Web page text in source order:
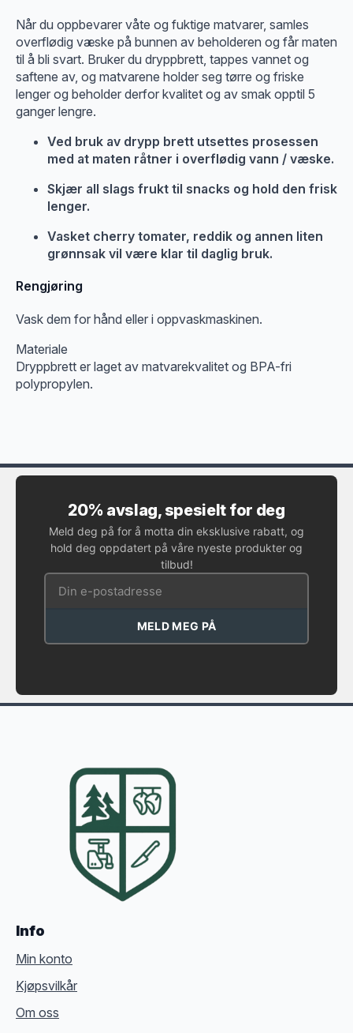
Når du oppbevarer våte og fuktige matvarer, samles
overflødig væske på bunnen av beholderen og får maten
til å bli svart. Bruker du dryppbrett, tappes vannet og
saftene av, og matvarene holder seg tørre og friske
lenger og beholder derfor kvalitet og av smak opptil 5
ganger lengre.
Ved bruk av drypp brett utsettes prosessen
med at maten råtner i overflødig vann / væske.
Skjær all slags frukt til snacks og hold den frisk
lenger.
Vasket cherry tomater, reddik og annen liten
grønnsak vil være klar til daglig bruk.
Rengjøring
Vask dem for hånd eller i oppvaskmaskinen.
Materiale
Dryppbrett er laget av matvarekvalitet og BPA-fri
polypropylen.
20% avslag, spesielt for deg
Meld deg på for å motta din eksklusive rabatt, og
hold deg oppdatert på våre nyeste produkter og
tilbud!
MELD MEG PÅ
Info
Min konto
Kjøpsvilkår
Om oss